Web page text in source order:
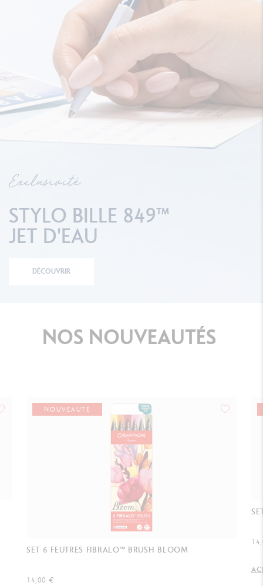
Exclusivité
STYLO BILLE 849™
JET D'EAU
DÉCOUVRIR
NOS NOUVEAUTÉS
NOUVEAUTÉ
SET 6 FEUTRES FIBRALO™ BRUSH BLOOM
14,00 €